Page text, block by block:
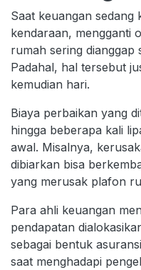
Saat keuangan sedang
kendaraan, mengganti
rumah sering dianggap
Padahal, hal tersebut
kemudian hari.
Biaya perbaikan yang
hingga beberapa kali
awal. Misalnya,
dibiarkan bisa
yang merusak plafon
Para ahli keuangan
pendapatan
sebagai bentuk
saat menghadapi